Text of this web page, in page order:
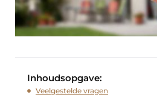
Inhoudsopgave:
Veelgestelde vragen